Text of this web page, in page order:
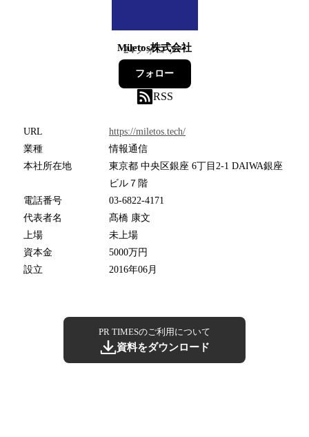
Miletos株式会社
24フォロワー
フォロー
RSS
URL
https://miletos.tech/
業種
情報通信
本社所在地
東京都 中央区銀座 6丁目2-1 DAIWA銀座
ビル７階
電話番号
03-6822-4171
代表者名
髙橋 康文
上場
未上場
資本金
5000万円
設立
2016年06月
PR TIMESのご利用について
資料をダウンロード